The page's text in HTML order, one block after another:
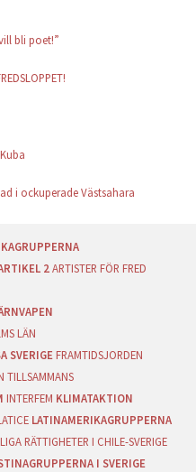
bli poet!”
i ockuperade Västsahara
2 ARTISTER FÖR FRED
LÄN
SVERIGE FRAMTIDSJORDEN
TILLSAMMANS
INTERFEM KLIMATAKTION
LATINAMERIKAGRUPPERNA
RÄTTIGHETER I CHILE-SVERIGE
I SVERIGE